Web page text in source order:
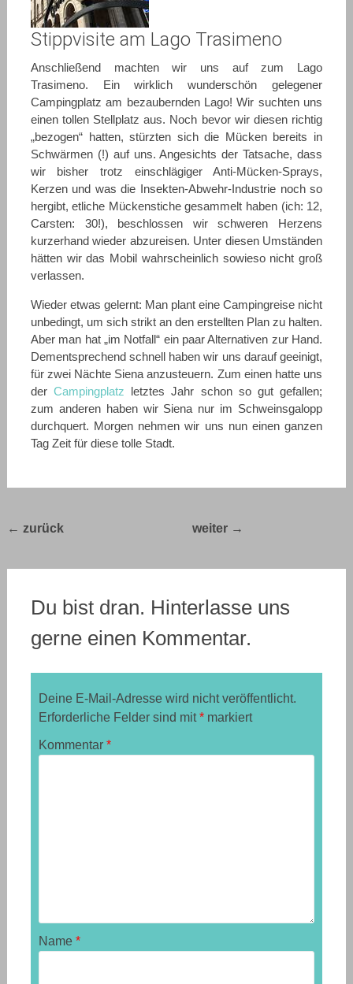
Stippvisite am Lago Trasimeno
Anschließend machten wir uns auf zum Lago
Trasimeno. Ein wirklich wunderschön gelegener
Campingplatz am bezaubernden Lago! Wir suchten uns
einen tollen Stellplatz aus. Noch bevor wir diesen richtig
„bezogen“ hatten, stürzten sich die Mücken bereits in
Schwärmen (!) auf uns. Angesichts der Tatsache, dass
wir bisher trotz einschlägiger Anti-Mücken-Sprays,
Kerzen und was die Insekten-Abwehr-Industrie noch so
hergibt, etliche Mückenstiche gesammelt haben (ich: 12,
Carsten: 30!), beschlossen wir schweren Herzens
kurzerhand wieder abzureisen. Unter diesen Umständen
hätten wir das Mobil wahrscheinlich sowieso nicht groß
verlassen.
Wieder etwas gelernt: Man plant eine Campingreise nicht
unbedingt, um sich strikt an den erstellten Plan zu halten.
Aber man hat „im Notfall“ ein paar Alternativen zur Hand.
Dementsprechend schnell haben wir uns darauf geeinigt,
für zwei Nächte Siena anzusteuern. Zum einen hatte uns
derCampingplatz letztes Jahr schon so gut gefallen;
zum anderen haben wir Siena nur im Schweinsgalopp
durchquert. Morgen nehmen wir uns nun einen ganzen
Tag Zeit für diese tolle Stadt.
Post
←
Du bist dran. Hinterlasse uns
gerne einen Kommentar.
Deine E-Mail-Adresse wird nicht veröffentlicht.
Erforderliche Felder sind mit*markiert
Kommentar *
Name *